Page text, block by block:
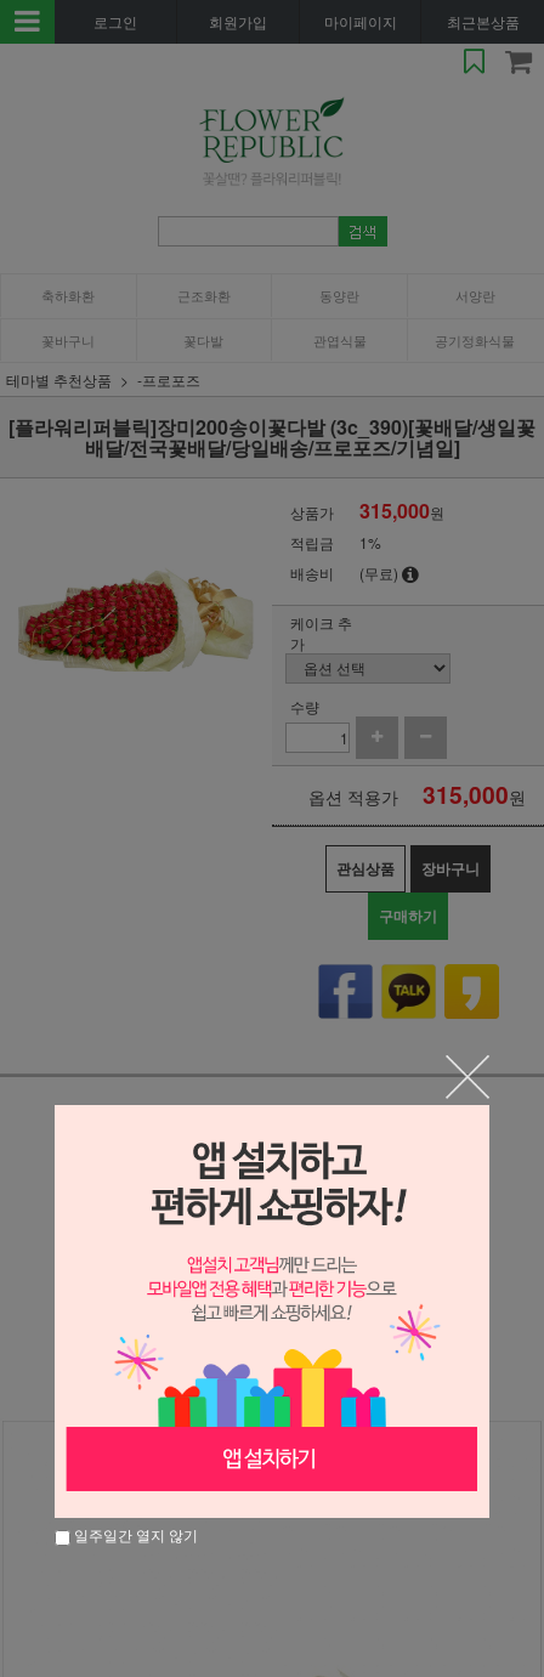
로그인 회원가입 마이페이지 최근본상품
축하화환 근조화환 동양란 서양란
꽃바구니 꽃다발 관엽식물 공기정화식물
테마별 추천상품 -프로포즈
[플라워리퍼블릭]장미200송이꽃다발 (3c_390)[꽃배달/생일꽃
배달/전국꽃배달/당일배송/프로포즈/기념일]
상품가 315,000원
적립금
1%
배송비
(무료)
케이크 추
가
수량
옵션 적용가 315,000원
관심상품 장바구니
구매하기
상세정보 새창 열기
상세 정보를 확대해 보실 수 있습니다.
※ 필독해주세요 ※
는 시세 변동에 따라 가격이 달라질 수 있으니
문의 후 주문 바랍니다.
일주일간 열지 않기